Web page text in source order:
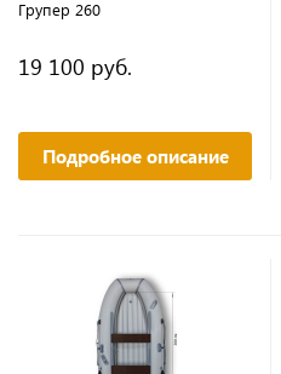
Групер 260
19 100 руб.
Подробное описание